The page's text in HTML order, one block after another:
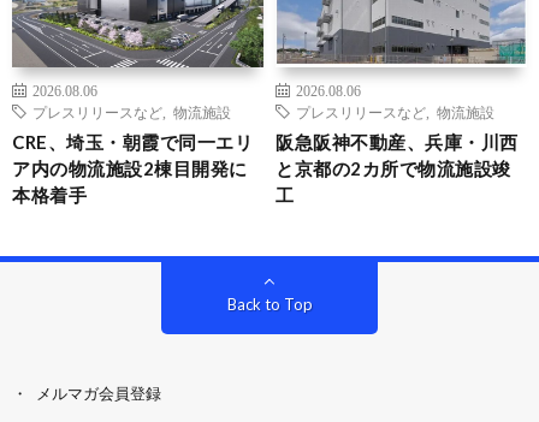
2026.08.06
プレスリリースなど
物流施設
CRE、埼玉・朝霞で同一エリ
ア内の物流施設2棟目開発に
本格着手
2026.08.06
プレスリリースなど
物流施設
阪急阪神不動産、兵庫・川西
と京都の2カ所で物流施設竣
工
Back to Top
メルマガ会員登録